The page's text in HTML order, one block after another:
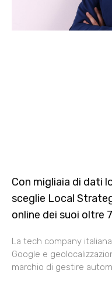
Con migliaia di dati
sceglie Local
online dei suoi oltre
La tech company
Google e
marchio di gestire